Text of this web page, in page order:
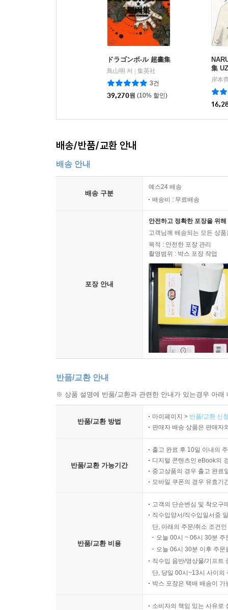
ドラゴンボ-ル 超畵集
鳥山明 저
集英社
3건
39,270원 (10% 할인)
集
岸本
배송/반품/교환 안내
배송 안내
배송 구분
예스24 배송
배송비 : 무료배송
포장 안내
안전하고 정확한 포장을 위
고객님께 배송되는 모든 상
목적 : 안전한 포장 관리
촬영범위 : 박스 포장 작업
반품/교환 안내
※ 상품 설명에 반품/교환과 관련한 안내가 있는경우 아
반품/교환 방법
마이페이지 > 반품/교환 신
판매자 배송 상품은 판매자
반품/교환 가능기간
출고 완료 후 10일 이내의
디지털 콘텐츠인 eBook의
중고상품의 경우 출고 완료
모바일 쿠폰의 경우 유효기
반품/교환 비용
고객의 단순변심 및 착오구
직수입양서/직수입일서중
단, 아래의 주문/취소 조건
오늘 00시 ~ 06시 30분
오늘 06시 30분 이후 주
직수입 음반/영상물/기프트
단, 당일 00시~13시 사이의
박스 포장은 택배 배송이
소비자의 책임 있는 사유로